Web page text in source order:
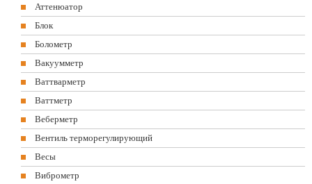
Аттенюатор
Блок
Болометр
Вакуумметр
Ваттварметр
Ваттметр
Веберметр
Вентиль терморегулирующий
Весы
Виброметр